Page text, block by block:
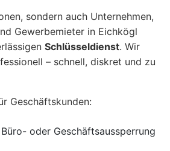
sondern auch Unternehmen,
Gewerbemieter in Eichkögl
Schlüsseldienst. Wir
– schnell, diskret und zu
Geschäftskunden:
oder Geschäftsaussperrung